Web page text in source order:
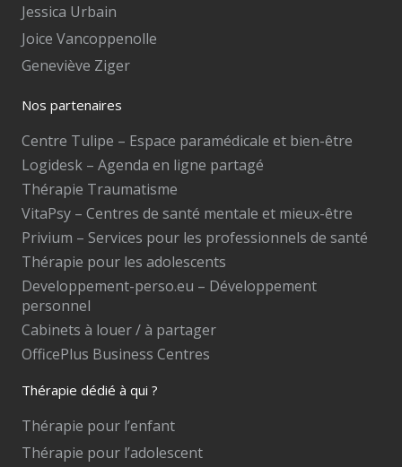
Jessica Urbain
Joice Vancoppenolle
Geneviève Ziger
Nos partenaires
Centre Tulipe – Espace paramédicale et bien-être
Logidesk – Agenda en ligne partagé
Thérapie Traumatisme
VitaPsy – Centres de santé mentale et mieux-être
Privium – Services pour les professionnels de santé
Thérapie pour les adolescents
Developpement-perso.eu – Développement
personnel
Cabinets à louer / à partager
OfficePlus Business Centres
Thérapie dédié à qui ?
Thérapie pour l’enfant
Thérapie pour l’adolescent